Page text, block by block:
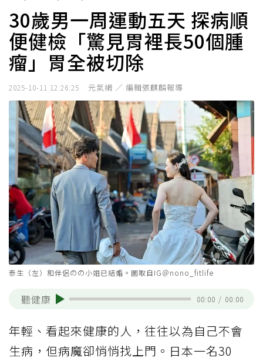
30歲男一周運動五天 探病順
便健檢「驚見胃裡長50個腫
瘤」胃全被切除
2025-10-11 12:26:25 元氣網 ／ 編輯張麒麟報導
泰生（左）和伴侶のの小姐已結婚。圖取自IG＠nono_fitlife
聽健康 00:00 / 00:00
年輕、看起來健康的人，往往以為自己不會
生病，但病魔卻悄悄找上門。日本一名30